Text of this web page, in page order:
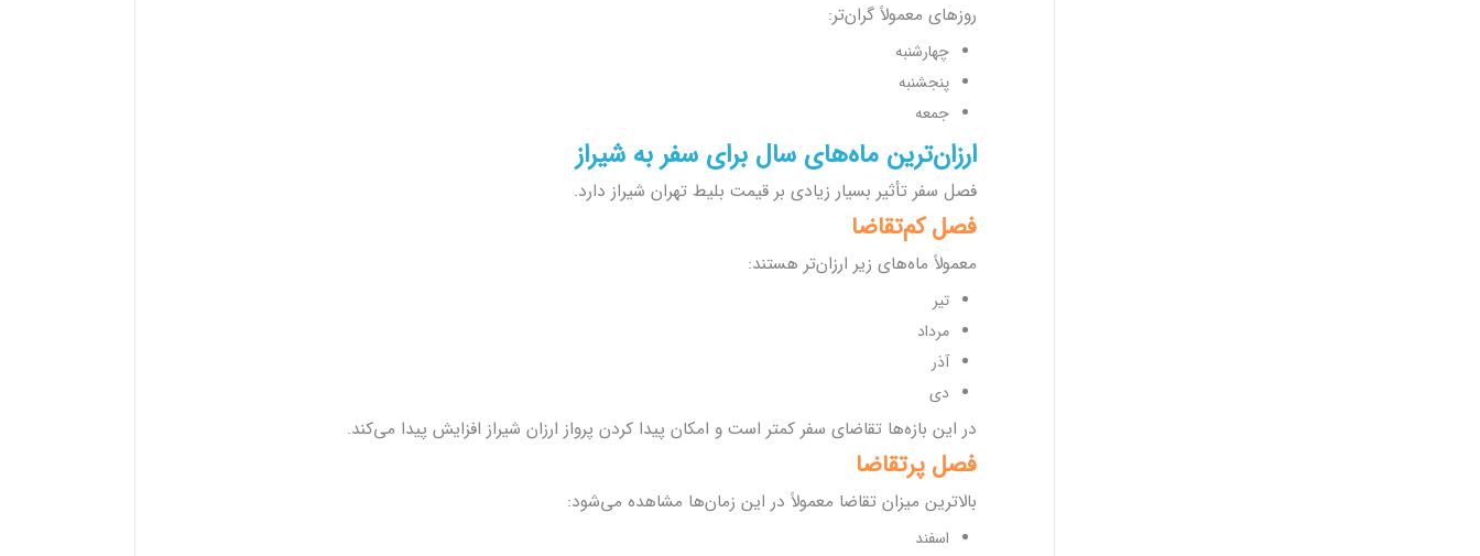
روزهای معمولاً گران‌تر:
چهارشنبه
پنجشنبه
جمعه
ارزان‌ترین ماه‌های سال برای سفر به شیراز
فصل سفر تأثیر بسیار زیادی بر قیمت بلیط تهران شیراز دارد.
فصل کم‌تقاضا
معمولاً ماه‌های زیر ارزان‌تر هستند:
تیر
مرداد
آذر
دی
در این بازه‌ها تقاضای سفر کمتر است و امکان پیدا کردن پرواز ارزان شیراز افزایش پیدا می‌کند.
فصل پرتقاضا
بالاترین میزان تقاضا معمولاً در این زمان‌ها مشاهده می‌شود:
اسفند